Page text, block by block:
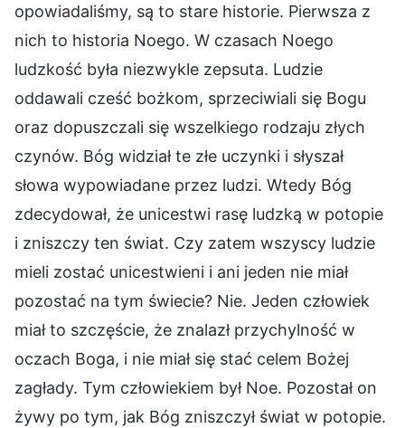
opowiadaliśmy, są to stare historie. Pierwsza z
nich to historia Noego. W czasach Noego
ludzkość była niezwykle zepsuta. Ludzie
oddawali cześć bożkom, sprzeciwiali się Bogu
oraz dopuszczali się wszelkiego rodzaju złych
czynów. Bóg widział te złe uczynki i słyszał
słowa wypowiadane przez ludzi. Wtedy Bóg
zdecydował, że unicestwi rasę ludzką w potopie
i zniszczy ten świat. Czy zatem wszyscy ludzie
mieli zostać unicestwieni i ani jeden nie miał
pozostać na tym świecie? Nie. Jeden człowiek
miał to szczęście, że znalazł przychylność w
oczach Boga, i nie miał się stać celem Bożej
zagłady. Tym człowiekiem był Noe. Pozostał on
żywy po tym, jak Bóg zniszczył świat w potopie.